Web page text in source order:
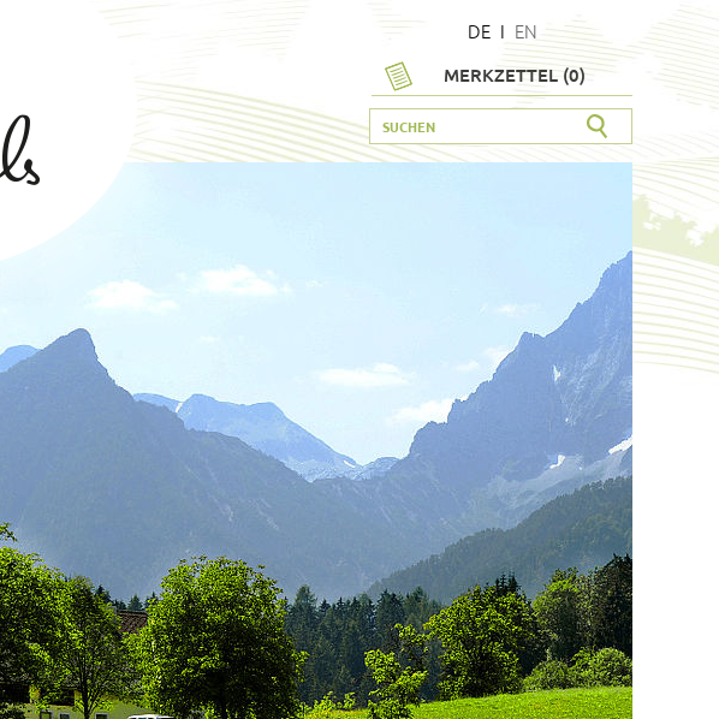
DE I EN
MERKZETTEL (0)